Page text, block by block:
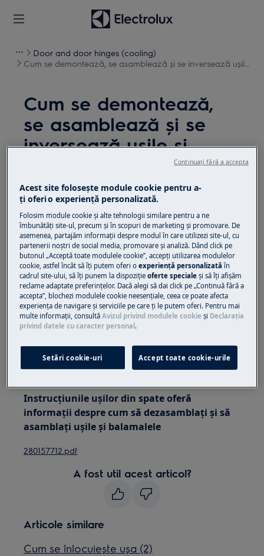
Door and door hinges (cooling)
Cum se demontează, se asamblează și se inversează ușile
Cum se demontează,
se asamblează și se
inversează ușile și
Soluție
Înainte de orice operațiune de întreținere, dezactivați
aparatul și deconectați ștecherul de lapriză.
Aveți întotdeauna grijă când mutați aparatele,
pentru aparatele grele este necesar să le mutați
două persoane.
Folosiți întotdeauna mănuși de siguranță și
încălțăminte închisă.
Vă rugăm să rețineți că autorepararea sau reparația
neprofesională poate avea consecințe de siguranță
Instrucțiunile ușilor din spate oferă
informații despre cum să dezasamblați și să
asamblați ușile și balamalele
280157712.pdf
A fost util acest articol?
Articole similare
Cum se înlocuiește ușa (2)
Acest site folosește module cookie pentru a-
ţi oferi o experienţă personalizată.
Folosim module cookie și alte tehnologii similare pentru a ne
îmbunătăţi site-ul, precum și în scopuri de marketing și promovare. De
asemenea, partajăm informaţii despre modul în care utilizezi site-ul, cu
partenerii noștri de social media, promovare și analiză. Dând click pe
butonul „Acceptă toate modulele cookie”, accepţi utilizarea modulelor
cookie, astfel încât să îţi putem oferi oexperienţă personalizată în
cadrul site-ului, să îţi punem la dispoziţieoferte speciale și să îţi afișăm
reclame adaptate preferinţelor. Dacă alegi să dai click pe „Continuă fără a
accepta”, blochezi modulele cookie neesenţiale, ceea ce poate afecta
experienţa de navigare și serviciile pe care ţi le putem oferi. Pentru mai
multe informaţii, consultăAvizul privind modulele cookie și Declaraţia
privind datele cu caracter personal .
Setări cookie-uri Accept toate cookie-urile
Continuați fără a accepta